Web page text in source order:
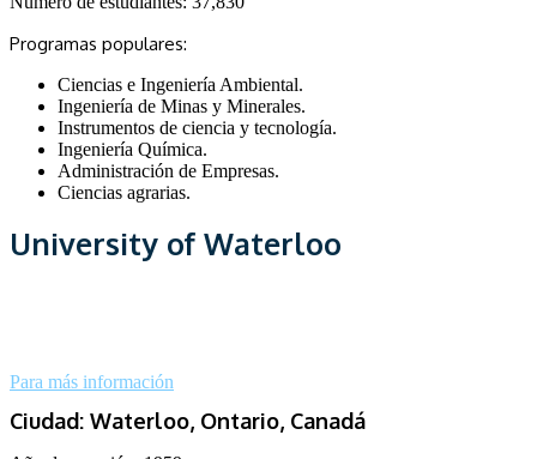
Programas populares:
Ciencias e Ingeniería Ambiental.
Ingeniería de Minas y Minerales.
Instrumentos de ciencia y tecnología.
Ingeniería Química.
Administración de Empresas.
Ciencias agrarias.
University of Waterloo
Para más información
Ciudad: Waterloo, Ontario, Canadá